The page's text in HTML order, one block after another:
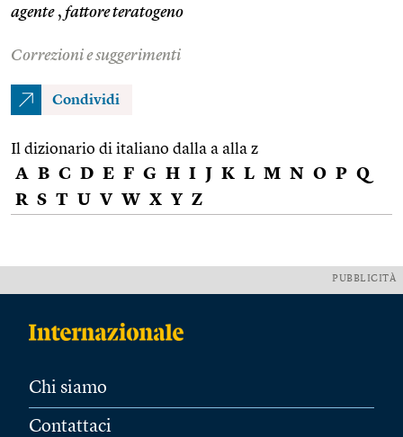
agente, fattore teratogeno
Correzioni e suggerimenti
Condividi
Il dizionario di italiano dalla a alla z
A B C D E F G H I J K L M N O P Q
R S T U V W X Y Z
PUBBLICITÀ
Chi siamo
Contattaci